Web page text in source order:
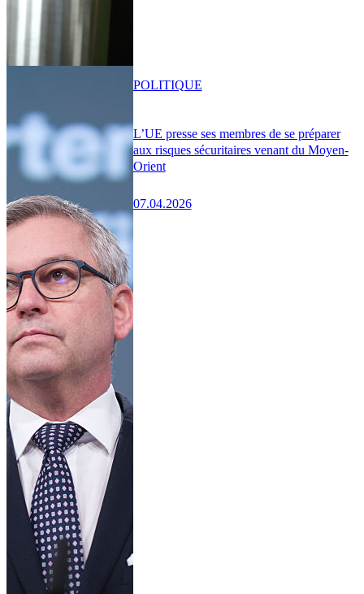
L’UE presse ses membres de se préparer
aux risques sécuritaires venant du Moyen-
Orient
07.04.2026
POLITIQUE